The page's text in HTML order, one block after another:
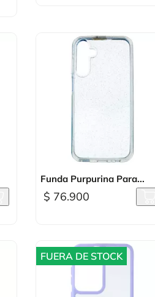
Vista rápida
Funda Purpurina Para...
$ 76.900
FUERA DE STOCK